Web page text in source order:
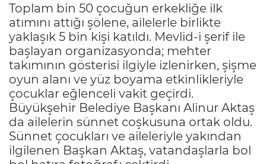
Toplam bin 50 çocuğun erkekliğe ilk
atımını attığı şölene, ailelerle birlikte
yaklaşık 5 bin kişi katıldı. Mevlid-i şerif ile
başlayan organizasyonda; mehter
takımının gösterisi ilgiyle izlenirken, şişme
oyun alanı ve yüz boyama etkinlikleriyle
çocuklar eğlenceli vakit geçirdi.
Büyükşehir Belediye Başkanı Alinur Aktaş
da ailelerin sünnet coşkusuna ortak oldu.
Sünnet çocukları ve aileleriyle yakından
ilgilenen Başkan Aktaş, vatandaşlarla bol